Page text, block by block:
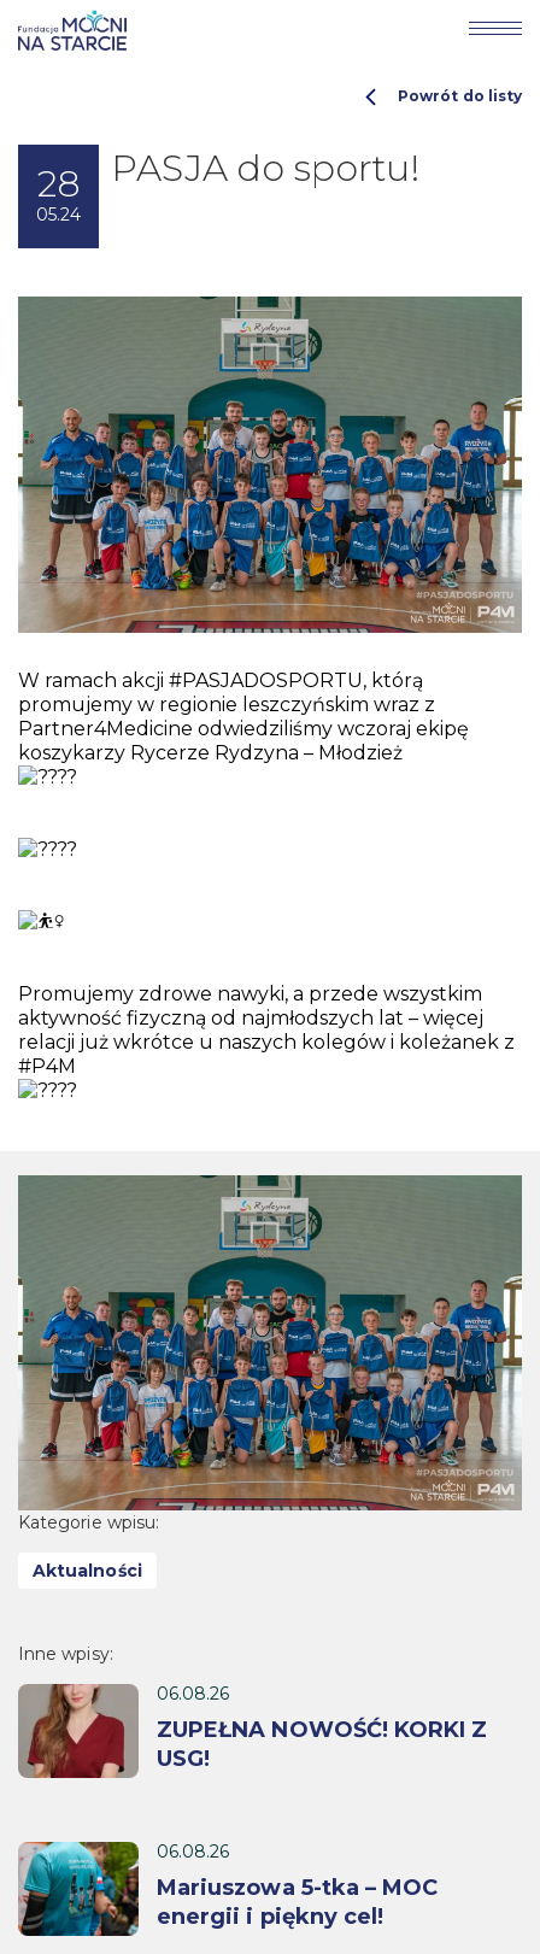
28
05.24
PASJA do sportu!
Powrót do listy
W ramach akcji #PASJADOSPORTU, którą
promujemy w regionie leszczyńskim wraz z
Partner4Medicine odwiedziliśmy wczoraj ekipę
koszykarzy Rycerze Rydzyna – Młodzież
Promujemy zdrowe nawyki, a przede wszystkim
aktywność fizyczną od najmłodszych lat – więcej
relacji już wkrótce u naszych kolegów i koleżanek z
#P4M
Kategorie wpisu:
Aktualności
Inne wpisy:
06.08.26
ZUPEŁNA NOWOŚĆ! KORKI Z
USG!
06.08.26
Mariuszowa 5-tka – MOC
energii i piękny cel!